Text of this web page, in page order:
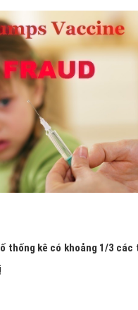
thống kê có khoảng 1/3